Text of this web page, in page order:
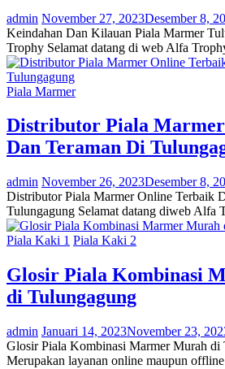
admin November 27, 2023Desember 8,
Keindahan Dan Kilauan Piala Marmer
Trophy Selamat datang di web Alfa
Piala Marmer
Distributor Piala
Dan Teraman Di
admin November 26, 2023Desember 8,
Distributor Piala Marmer Online Terbaik
Tulungagung Selamat datang diweb Alfa
Piala Kaki 1 Piala Kaki 2
Glosir Piala Kombinasi
di Tulungagung
admin Januari 14, 2023November 23,
Glosir Piala Kombinasi Marmer Murah
Merupakan layanan online maupun